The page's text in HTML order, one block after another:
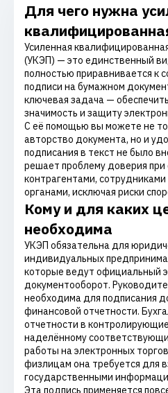
Для чего нужна
Усиленная
(УКЭП) — это единственный
полностью приравнивается к
подписи на бумажном
ключевая задача —
значимость и защиту
С её помощью вы можете не
авторство документа, но и
подписания в текст не было
решает проблему доверия
контрагентами,
органами, исключая риски
Кому и для каких
необходима
УКЭП обязательна для
индивидуальных
которые ведут официальный
документооборот.
необходима для подписания
финансовой отчетности.
отчетности в
наделённому
работы на электронных
физлицам она требуется для
государственными
Эта подпись применяется